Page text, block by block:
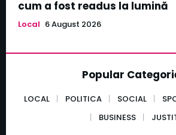
cum a fost readus la lumină
Local 6 August 2026
Popular
LOCAL POLITICA SOCIAL
BUSINESS